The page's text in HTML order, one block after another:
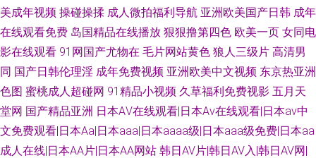
美成年视频 操碰操揉 成人微拍福利导航 亚洲欧美国产日韩 成年
在线观看免费 岛国精品在线播放 狠狠撸第四色 欧美一页 女同电
影在线观看 91网国产尤物在 毛片网站黄色 狼人三级片 高清男
同 国产日韩伦理淫 成年免费视频 亚洲欧美中文视频 东京热亚洲
色图 蜜桃成人超碰网 91精品小视频 久草福利免费视影 五月天
堂网 国产精品亚洲 日本AⅤ在线观看|日本Aⅴ在线观看|日本aⅴ中
文免费观看|日本Aa|日本aaa|日本aaaa级|日本aaa级免费|日本aa
成人在线|日本AA片|日本AA网站 韩日AV片|韩日AV入|韩日AV网|